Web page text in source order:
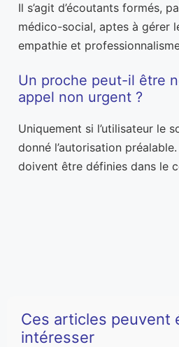
Il s’agit d’écoutants formés,
médico-social, aptes à gérer
empathie et
Un proche peut-il être
appel non urgent ?
Uniquement si l’utilisateur le
donné l’autorisation
doivent être définies dans le
Ces articles peuvent
intéresser